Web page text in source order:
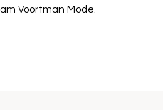
Voortman Mode.